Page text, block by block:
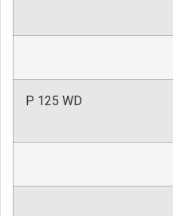
P 125 WD